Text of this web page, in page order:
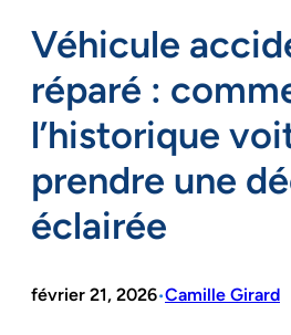
Véhicule
réparé :
l’historique
prendre une
éclairée
février 21, 2026•Camille Girard